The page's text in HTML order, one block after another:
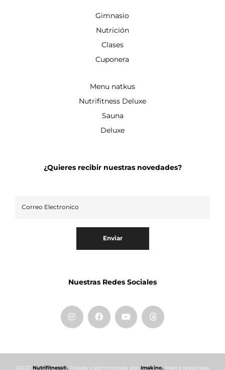
Gimnasio
Nutrición
Clases
Cuponera
Menu natkus
Nutrifitness Deluxe
Sauna
Deluxe
¿Quieres recibir nuestras novedades?
Enviar
Nuestras Redes Sociales
©2021 Nutrifitness®.Creada y administrada por: Imakino.Marca registrada.